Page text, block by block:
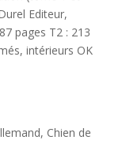
Editeur,
pages T2 : 213
intérieurs OK
, Chien de